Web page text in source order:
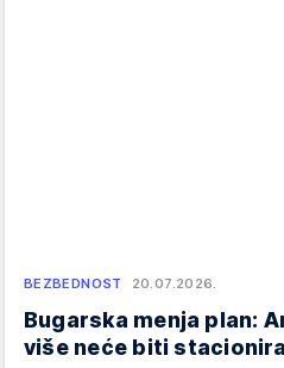
BEZBEDNOST 20.07.2026.
Bugarska menja plan:
više neće biti